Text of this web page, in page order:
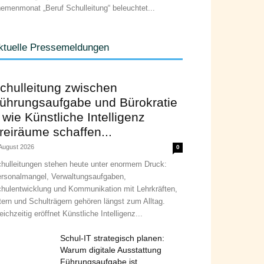
„Beruf Schulleitung“ beleuchtet...
Pressemeldungen
zwischen
und Bürokratie
Künstliche Intelligenz
schaffen...
2026 0
stehen heute unter enormem Druck:
Verwaltungsaufgaben,
und Kommunikation mit Lehrkräften,
und Schulträgern gehören längst zum Alltag.
eröffnet Künstliche Intelligenz...
Schul-IT strategisch planen:
Warum digitale Ausstattung
Führungsaufgabe ist